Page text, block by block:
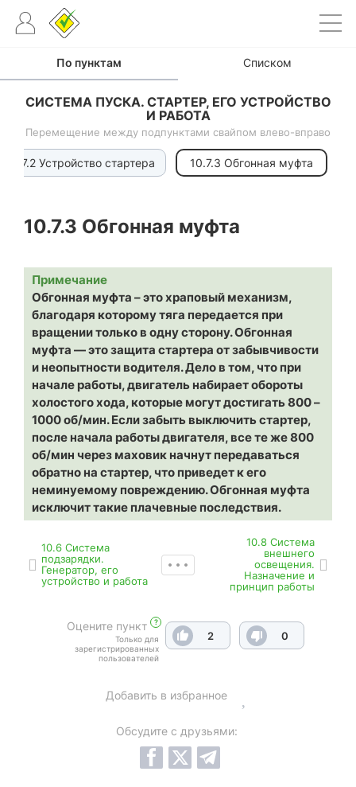
По пунктам Списком
СИСТЕМА ПУСКА. СТАРТЕР, ЕГО УСТРОЙСТВО
И РАБОТА
Перемещение между подпунктами свайпом влево-вправо
10.7.2 Устройство стартера 10.7.3 Обгонная муфта
10.7.3 Обгонная муфта
Примечание
Обгонная муфта – это храповый механизм,
благодаря которому тяга передается при
вращении только в одну сторону. Обгонная
муфта — это защита стартера от забывчивости
и неопытности водителя. Дело в том, что при
начале работы, двигатель набирает обороты
холостого хода, которые могут достигать 800 –
1000 об/мин. Если забыть выключить стартер,
после начала работы двигателя, все те же 800
об/мин через маховик начнут передаваться
обратно на стартер, что приведет к его
неминуемому повреждению. Обгонная муфта
исключит такие плачевные последствия.
10.6 Система
подзарядки.
Генератор, его
устройство и работа
10.8 Система
внешнего
освещения.
Назначение и
принцип работы
Оцените пункт ?
Только для
зарегистрированных
пользователей
2 0
Добавить в избранное
Обсудите с друзьями: